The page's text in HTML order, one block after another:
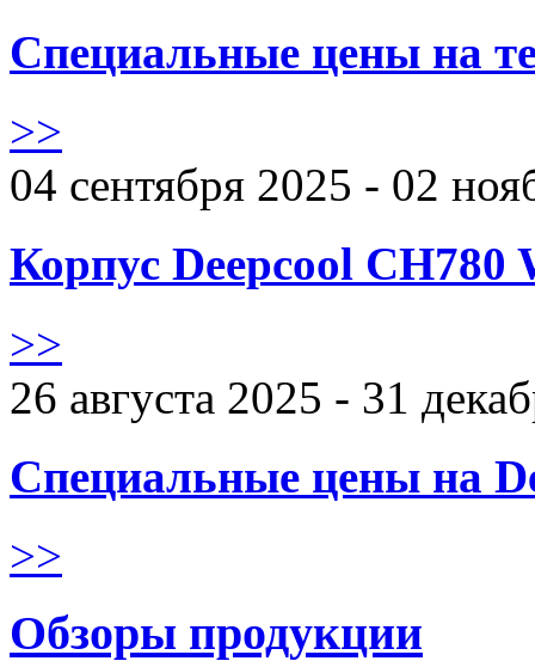
Специальные цены на
>>
04 сентября 2025 - 02
Корпус Deepcool CH780
>>
26 августа 2025 - 31
Специальные цены на
>>
Обзоры продукции